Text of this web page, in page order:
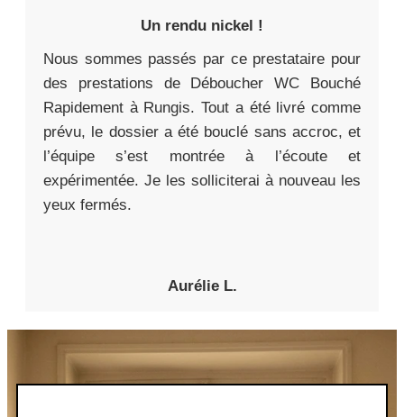
Un rendu nickel !
Nous sommes passés par ce prestataire pour
des prestations de Déboucher WC Bouché
Rapidement à Rungis. Tout a été livré comme
prévu, le dossier a été bouclé sans accroc, et
l’équipe s’est montrée à l’écoute et
expérimentée. Je les solliciterai à nouveau les
yeux fermés.
Aurélie L.